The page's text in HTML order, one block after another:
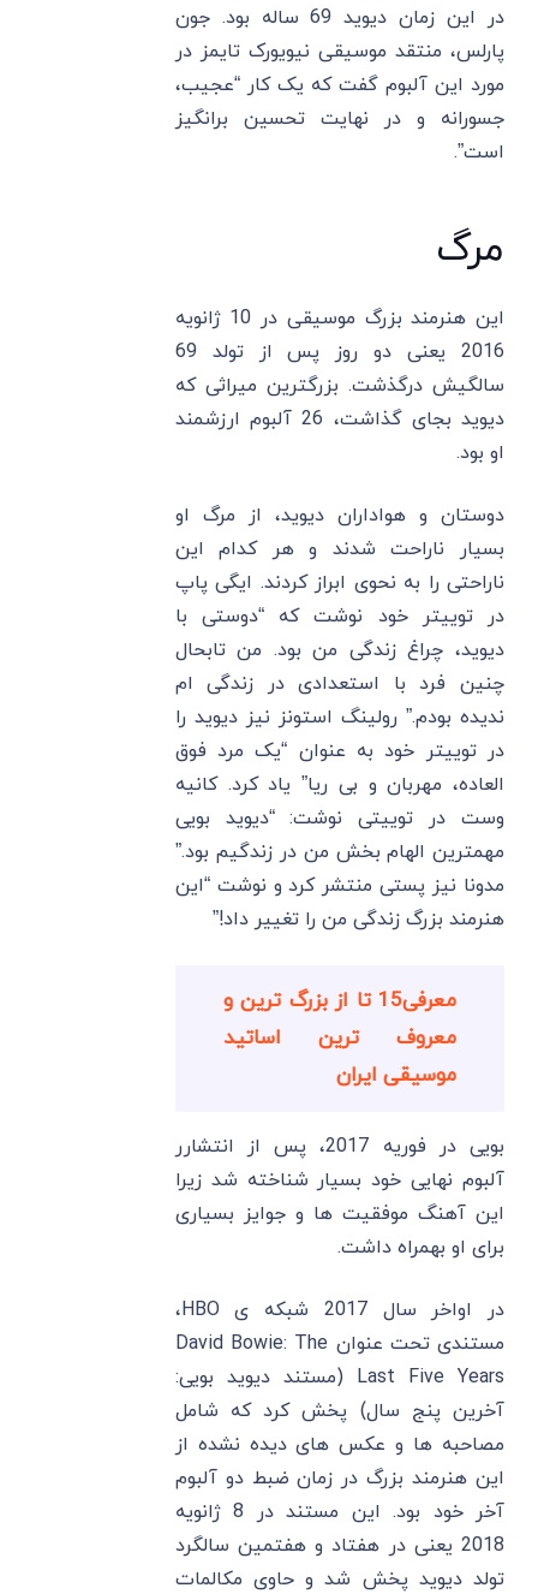
در این زمان دیوید 69 ساله بود. جون
پارلس، منتقد موسیقی نیویورک تایمز در
مورد این آلبوم گفت که یک کار “عجیب،
جسورانه و در نهایت تحسین برانگیز
است”.
مرگ
این هنرمند بزرگ موسیقی در 10 ژانویه
2016 یعنی دو روز پس از تولد 69
سالگیش درگذشت. بزرگترین میراثی که
دیوید بجای گذاشت، 26 آلبوم ارزشمند
او بود.
دوستان و هواداران دیوید، از مرگ او
بسیار ناراحت شدند و هر کدام این
ناراحتی را به نحوی ابراز کردند. ایگی پاپ
در توییتر خود نوشت که “دوستی با
دیوید، چراغ زندگی من بود. من تابحال
چنین فرد با استعدادی در زندگی ام
ندیده بودم.” رولینگ استونز نیز دیوید را
در توییتر خود به عنوان “یک مرد فوق
العاده، مهربان و بی ریا” یاد کرد. کانیه
وست در توییتی نوشت: “دیوید بویی
مهمترین الهام بخش من در زندگیم بود.”
مدونا نیز پستی منتشر کرد و نوشت “این
هنرمند بزرگ زندگی من را تغییر داد!”
معرفی15 تا از بزرگ ترین و
معروف ترین اساتید
موسیقی ایران
بویی در فوریه 2017، پس از انتشارر
آلبوم نهایی خود بسیار شناخته شد زیرا
این آهنگ موفقیت ها و جوایز بسیاری
برای او بهمراه داشت.
در اواخر سال 2017 شبکه ی HBO،
مستندی تحت عنوان David Bowie: The
Last Five Years (مستند دیوید بویی:
آخرین پنج سال) پخش کرد که شامل
مصاحبه ها و عکس های دیده نشده از
این هنرمند بزرگ در زمان ضبط دو آلبوم
آخر خود بود. این مستند در 8 ژانویه
2018 یعنی در هفتاد و هفتمین سالگرد
تولد دیوید پخش شد و حاوی مکالمات